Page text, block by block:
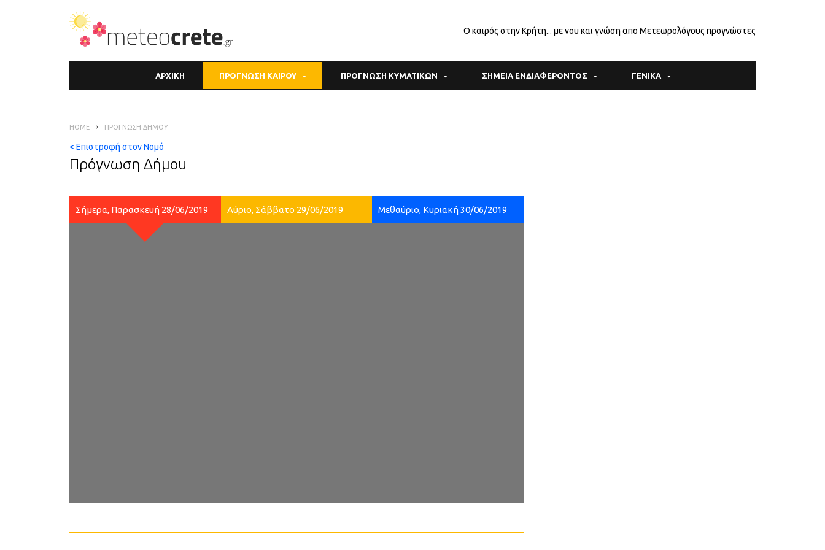
Ο καιρός στην Κρήτη... με νου και γνώση απο Μετεωρολόγους προγνώστες
ΑΡΧΙΚΗ ΠΡΟΓΝΩΣΗ ΚΑΙΡΟΥ ΠΡΟΓΝΩΣΗ ΚΥΜΑΤΙΚΩΝ ΣΗΜΕΙΑ ΕΝΔΙΑΦΕΡΟΝΤΟΣ ΓΕΝΙΚΑ
HOME ΠΡΌΓΝΩΣΗ ΔΉΜΟΥ
< Επιστροφή στον Νομό
Πρόγνωση Δήμου
Σήμερα, Παρασκευή 28/06/2019 Αύριο, Σάββατο 29/06/2019 Μεθαύριο, Κυριακή 30/06/2019